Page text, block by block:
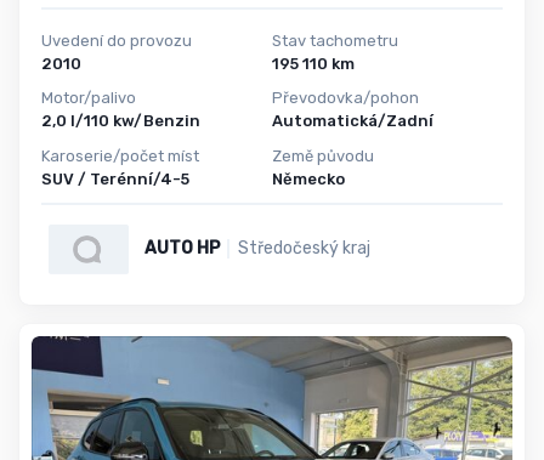
Uvedení do provozu
2010
Motor/palivo
2,0 l/110 kw/Benzin
Karoserie/počet míst
SUV / Terénní/4-5
Stav tachometru
195 110 km
Převodovka/pohon
Automatická/Zadní
Země původu
Německo
AUTO HP Středočeský kraj